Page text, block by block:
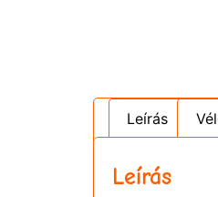
Leírás
Leírás